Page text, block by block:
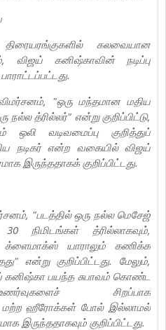
கலவையான
விஜய் கனிஷ்காவின் நடிப்பு
"ஒரு மந்தமான மதிய
நல்ல த்ரில்லர்" என்று குறிப்பிட்டு,
ஒலி வடிவமைப்பு குறித்துப்
நடிகர் என்ற வகையில் விஜய்
இருந்ததாகக் குறிப்பிட்டது.
"படத்தில் ஒரு நல்ல மெசேஜ்
நிமிடங்கள் த்ரில்லாகவும்,
க்ளைமாக்ஸ் யாராலும் கணிக்க
என்று குறிப்பிட்டது. மேலும்,
கனிஷ்கா பயந்த சுபாவம் கொண்ட
சிறப்பாக
மற்ற ஹீரோக்கள் போல் இல்லாமல்
இருந்ததாகவும் குறிப்பிட்டது.